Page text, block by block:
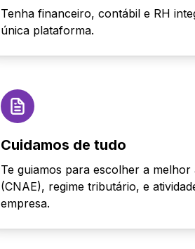
Tenha financeiro, contábil e RH
única plataforma.
Cuidamos de tudo
Te guiamos para escolher a melhor
(CNAE), regime tributário, e
empresa.